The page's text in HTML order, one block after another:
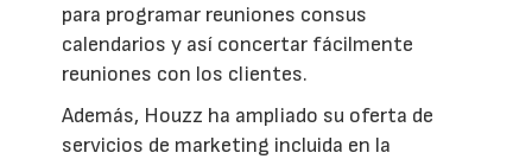
para programar reuniones consus
calendarios y así concertar fácilmente
reuniones con los clientes.
Además, Houzz ha ampliado su oferta de
servicios de marketing incluida en la